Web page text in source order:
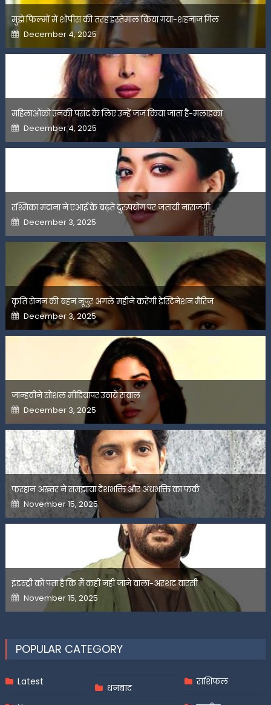
मुझे फिल्मों में शोपीस की तरह इस्तेमाल किया गया-शहनाज गिल
Posted
on
December 4, 2025
महिलाओंको उनकी पसंद के लिए उन्हें जज किया जाता है-मलाइका
Posted
on
December 4, 2025
रश्मिका मंदाना ने एआई के बढ़ते दुरुपयोग पर जतायी नाराजगी
Posted
on
December 3, 2025
कृति सेनन की बहन नूपुर अगले महीने करेंगी डेस्टिनेशन मैरिज
Posted
on
December 3, 2025
जान्हवीने सोशल मीडियापर उठाये सवाल
Posted
on
December 3, 2025
फरहान अख्तर ने समझाया देशभक्ति और अंधभक्ति का फर्क
Posted
on
November 15, 2025
इंडस्ट्री को पता है कि मैं कहीं नहीं जाने वाला-अरशद वारसी
Posted
on
November 15, 2025
POPULAR CATEGORY
Latest
धनबाद
राशिफल